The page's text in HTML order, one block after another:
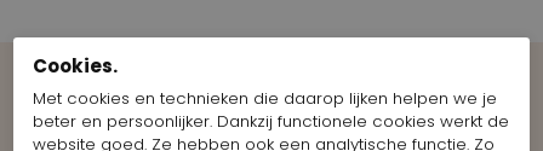
Shop the Look
Cookies.
Met cookies en technieken die daarop lijken helpen we je
beter en persoonlijker. Dankzij functionele cookies werkt de
website goed. Ze hebben ook een analytische functie. Zo